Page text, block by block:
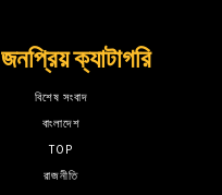
জনপ্রিয় ক্যাটাগরি
বিশেষ সংবাদ
বাংলাদেশ
TOP
রাজনীতি